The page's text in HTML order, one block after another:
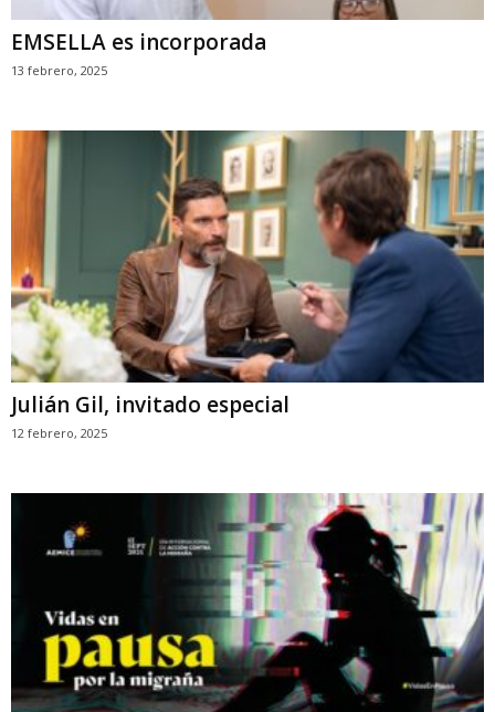
EMSELLA es incorporada
13 febrero, 2025
Julián Gil, invitado especial
12 febrero, 2025